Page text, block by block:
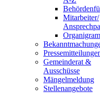
Mitarbeiter/
Gemeinderat &
Ausschüsse
Mängelmeldung
Stellenangebote